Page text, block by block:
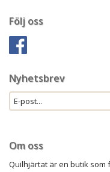
Följ oss
Nyhetsbrev
Om oss
Quilhjärtat är en butik